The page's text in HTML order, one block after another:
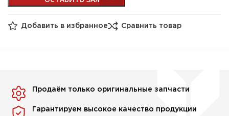
Добавить в избранное Сравнить товар
Продаём только оригинальные запчасти
Гарантируем высокое качество продукции